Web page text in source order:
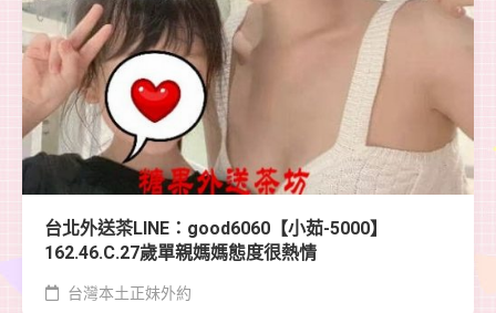
台北外送茶LINE：good6060【小茹-5000】
162.46.C.27歲單親媽媽態度很熱情
台灣本土正妹外約